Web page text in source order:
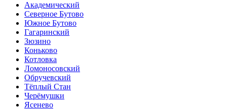
Академический
Северное Бутово
Южное Бутово
Гагаринский
Зюзино
Коньково
Котловка
Ломоносовский
Обручевский
Тёплый Стан
Черёмушки
Ясенево